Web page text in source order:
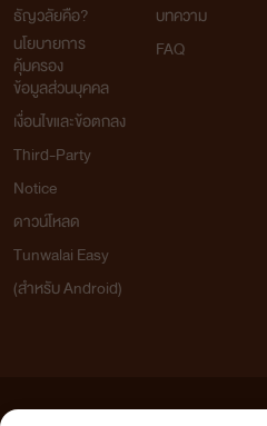
ธัญวลัยคือ?
นโยบายการ
คุ้มครอง
ข้อมูลส่วนบุคคล
เงื่อนไขและข้อตกลง
Third-Party
Notice
ดาวน์โหลด
Tunwalai Easy
(สำหรับ Android)
บทความ
FAQ